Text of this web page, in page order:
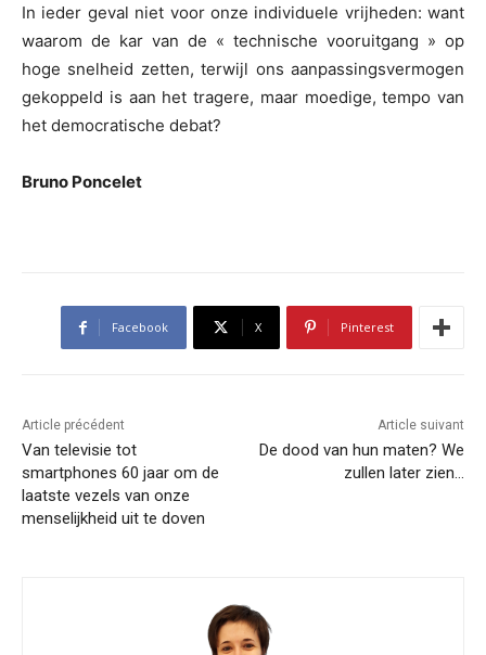
In ieder geval niet voor onze individuele vrijheden: want
waarom de kar van de « technische vooruitgang » op
hoge snelheid zetten, terwijl ons aanpassingsvermogen
gekoppeld is aan het tragere, maar moedige, tempo van
het democratische debat?
Bruno Poncelet
Facebook X Pinterest
Article précédent
Van televisie tot
smartphones 60 jaar om de
laatste vezels van onze
menselijkheid uit te doven
Article suivant
De dood van hun maten? We
zullen later zien…